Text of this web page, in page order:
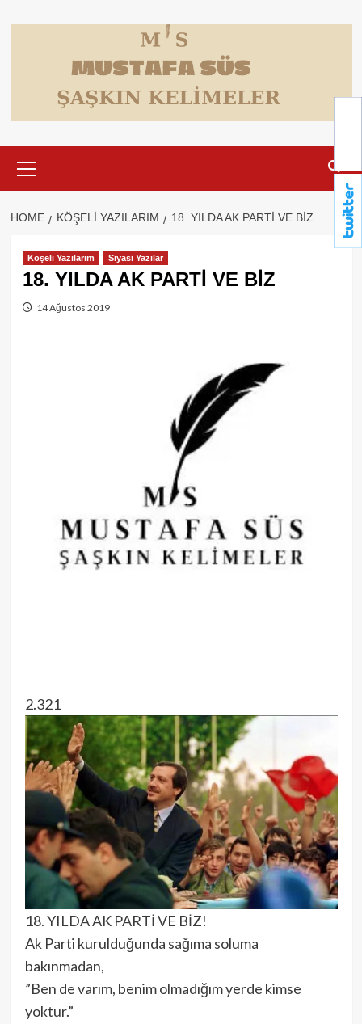
to
Menu
HOME KÖŞELI YAZILARIM 18. YILDA AK PARTİ VE BİZ
Köşeli Yazılarım Siyasi Yazılar
18. YILDA AK PARTİ VE BİZ
14 Ağustos 2019
2.321
18. YILDA AK PARTİ VE BİZ!
Ak Parti kurulduğunda sağıma soluma
bakınmadan,
”Ben de varım, benim olmadığım yerde kimse
yoktur.”